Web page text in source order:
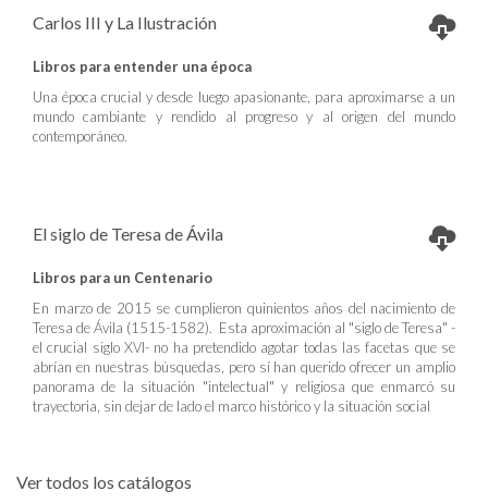
Carlos III y La Ilustración
Libros para entender una época
Una época crucial y desde luego apasionante, para aproximarse a un
mundo cambiante y rendido al progreso y al origen del mundo
contemporáneo.
El siglo de Teresa de Ávila
Libros para un Centenario
En marzo de 2015 se cumplieron quinientos años del nacimiento de
Teresa de Ávila (1515-1582). Esta aproximación al "siglo de Teresa" -
el crucial siglo XVI- no ha pretendido agotar todas las facetas que se
abrían en nuestras búsquedas, pero sí han querido ofrecer un amplio
panorama de la situación "intelectual" y religiosa que enmarcó su
trayectoria, sin dejar de lado el marco histórico y la situación social
Ver todos los catálogos